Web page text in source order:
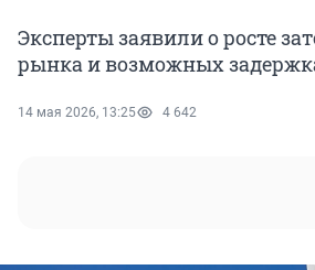
Эксперты заявили о росте
рынка и возможных
14 мая 2026, 13:25 4 642